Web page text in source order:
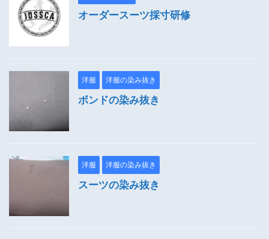
オーダースーツ採寸研修
洋服 洋服の染み抜き
ボンドの染み抜き
洋服 洋服の染み抜き
スーツの染み抜き